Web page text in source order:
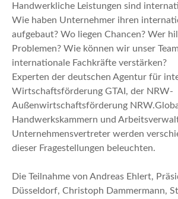
Handwerkliche Leistungen sind
Wie haben Unternehmer ihren
aufgebaut? Wo liegen Chancen? Wer
Problemen? Wie können wir unser
internationale Fachkräfte verstärken?
Experten der deutschen Agentur für
Wirtschaftsförderung GTAI, der NRW-
Außenwirtschaftsförderung
Handwerkskammern und
Unternehmensvertreter werden
dieser Fragestellungen beleuchten.
Die Teilnahme von Andreas Ehlert,
Düsseldorf, Christoph Dammermann,